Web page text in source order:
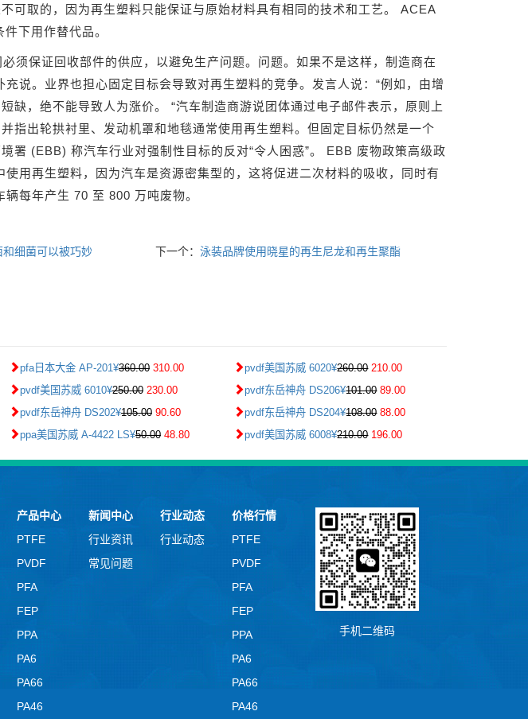
可取的，因为再生塑料只能保证与原始材料具有相同的技术和工艺。 ACEA
下用作替代品。
须保证回收部件的供应，以避免生产问题。问题。如果不是这样，制造商在
说。业界也担心固定目标会导致对再生塑料的竞争。发言人说：“例如，由增
缺，绝不能导致人为涨价。 “汽车制造商游说团体通过电子邮件表示，原则上
指出轮拱衬里、发动机罩和地毯通常使用再生塑料。但固定目标仍然是一个
署 (EBB) 称汽车行业对强制性目标的反对“令人困惑”。 EBB 废物政策高级政
用再生塑料，因为汽车是资源密集型的，这将促进二次材料的吸收，同时有
每年产生 70 至 800 万吨废物。
细菌可以被巧妙
下一个：泳装品牌使用晓星的再生尼龙和再生聚酯
pfa日本大金 AP-201¥360.00 310.00 pvdf美国苏威 6020¥260.00 210.00
pvdf美国苏威 6010¥250.00 230.00 pvdf东岳神舟 DS206¥101.00 89.00
pvdf东岳神舟 DS202¥105.00 90.60 pvdf东岳神舟 DS204¥108.00 88.00
ppa美国苏威 A-4422 LS¥50.00 48.80 pvdf美国苏威 6008¥210.00 196.00
产品中心
PTFE
PVDF
PFA
FEP
PPA
PA6
PA66
PA46
新闻中心
行业资讯
常见问题
行业动态
行业动态
价格行情
PTFE
PVDF
PFA
FEP
PPA
PA6
PA66
PA46
手机二维码